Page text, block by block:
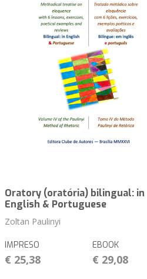
Oratory (oratória) bilingual: in
English & Portuguese
Zoltan Paulinyi
IMPRESO
€ 25,38
EBOOK
€ 29,08